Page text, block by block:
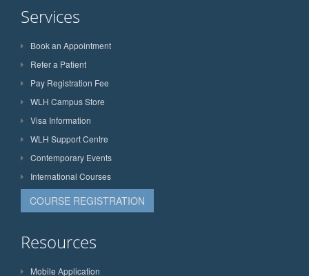
Services
Book an Appointment
Refer a Patient
Pay Registration Fee
WLH Campus Store
Visa Information
WLH Support Centre
Contemporary Events
International Courses
COURSE REGISTRATION
Resources
Mobile Application